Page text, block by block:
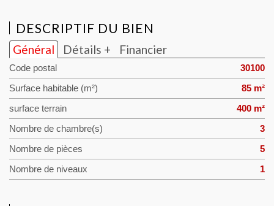
DESCRIPTIF DU BIEN
Général Détails + Financier
Code postal 30100
Surface habitable (m²) 85 m²
surface terrain 400 m²
Nombre de chambre(s) 3
Nombre de pièces 5
Nombre de niveaux 1